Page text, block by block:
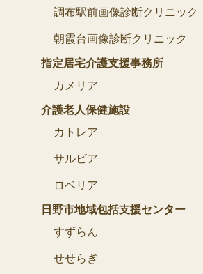
調布駅前画像診断クリニック
朝霞台画像診断クリニック
指定居宅介護支援事務所
カメリア
介護老人保健施設
カトレア
サルビア
ロベリア
日野市地域包括支援センター
すずらん
せせらぎ